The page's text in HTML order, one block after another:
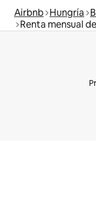
Airbnb Hungría
Renta mensual